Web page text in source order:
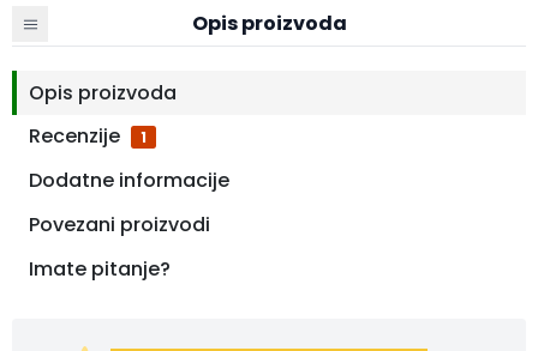
Opis proizvoda
Opis proizvoda
Recenzije
1
Dodatne informacije
Povezani proizvodi
Imate pitanje?